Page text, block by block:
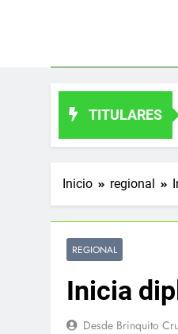
TITULARES
Inicio regional
REGIONAL
Inicia
Desde Brinquito